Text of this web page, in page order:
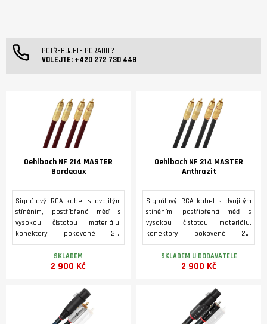
POTŘEBUJETE PORADIT?
VOLEJTE: +420 272 730 448
Oehlbach NF 214 MASTER
Bordeaux
Signálový RCA kabel s dvojitým
stíněním, postříbřená měď s
vysokou čistotou materiálu,
konektory pokovené 24-
karátovým zlatem. Poctivé
provedení a odolná konstrukce.
SKLADEM
2 900 Kč
Oehlbach NF 214 MASTER
Anthrazit
Signálový RCA kabel s dvojitým
stíněním, postříbřená měď s
vysokou čistotou materiálu,
konektory pokovené 24-
karátovým zlatem. Poctivé
provedení a odolná konstrukce.
SKLADEM U DODAVATELE
2 900 Kč